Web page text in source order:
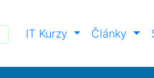
IT Kurzy Články